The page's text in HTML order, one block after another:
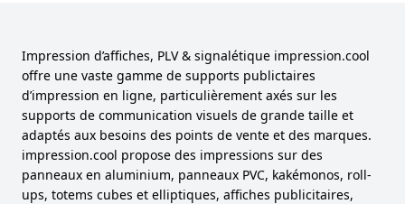
Impression d’affiches, PLV & signalétique impression.cool
offre une vaste gamme de supports publictaires
d’impression en ligne, particulièrement axés sur les
supports de communication visuels de grande taille et
adaptés aux besoins des points de vente et des marques.
impression.cool propose des impressions sur des
panneaux en aluminium, panneaux PVC, kakémonos, roll-
ups, totems cubes et elliptiques, affiches publicitaires,